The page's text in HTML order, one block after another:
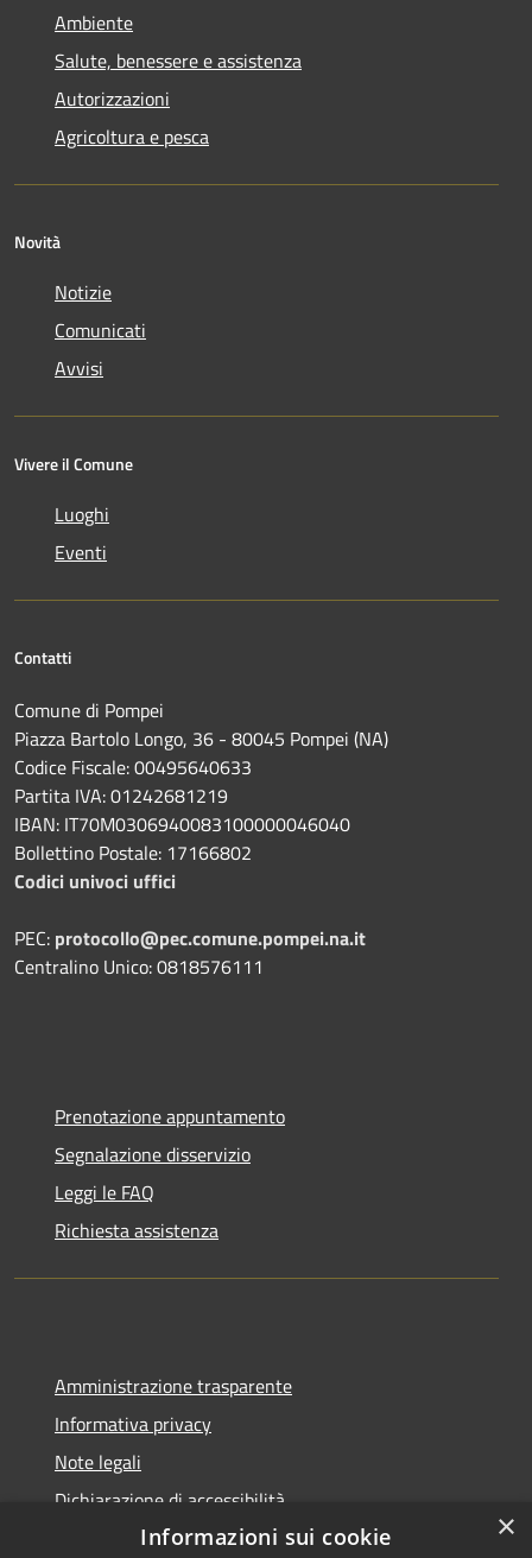
Ambiente
Salute, benessere e assistenza
Autorizzazioni
Agricoltura e pesca
Novità
Notizie
Comunicati
Avvisi
Vivere il Comune
Luoghi
Eventi
Contatti
Comune di Pompei
Piazza Bartolo Longo, 36 - 80045 Pompei (NA)
Codice Fiscale: 00495640633
Partita IVA: 01242681219
IBAN: IT70M0306940083100000046040
Bollettino Postale: 17166802
Codici univoci uffici
PEC: protocollo@pec.comune.pompei.na.it
Centralino Unico: 0818576111
Prenotazione appuntamento
Segnalazione disservizio
Leggi le FAQ
Richiesta assistenza
Amministrazione trasparente
Informativa privacy
Note legali
Dichiarazione di accessibilità
×
Informazioni sui cookie